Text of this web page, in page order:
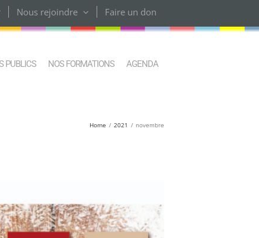
Nous rejoindre Faire un don
PUBLICS NOS FORMATIONS AGENDA
Home 2021 novembre